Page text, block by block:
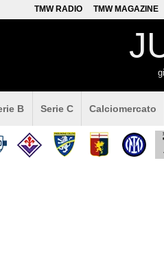
TMW RADIO TMW MAGAZINE
B Serie C Calciomercato